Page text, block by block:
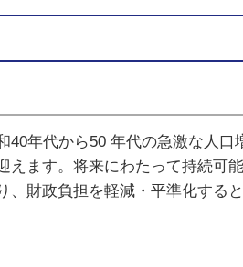
年代から50 年代の急激な人口
ます。将来にわたって持続可
財政負担を軽減・平準化する